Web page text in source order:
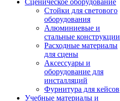
Сценическое оборудование
Стойки для светового
оборудования
Алюминиевые и
стальные конструкции
Расходные материалы
для сцены
Аксессуары и
оборудование для
инсталляций
Фурнитура для кейсов
Учебные материалы и